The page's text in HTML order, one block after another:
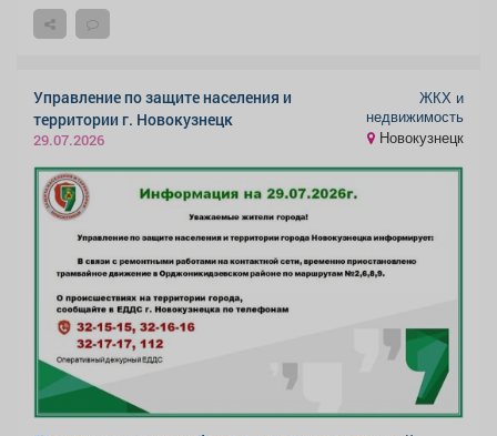
Управление по защите населения и
территории г. Новокузнецк
29.07.2026
ЖКХ и
недвижимость
Новокузнецк